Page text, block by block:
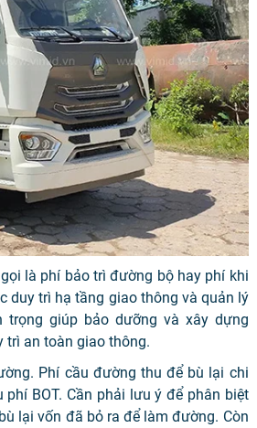
là phí bảo trì đường bộ hay phí khi
duy trì hạ tầng giao thông và quản lý
giúp bảo dưỡng và xây dựng
trì an toàn giao thông.
Phí cầu đường thu để bù lại chi
BOT. Cần phải lưu ý để phân biệt
lại vốn đã bỏ ra để làm đường. Còn